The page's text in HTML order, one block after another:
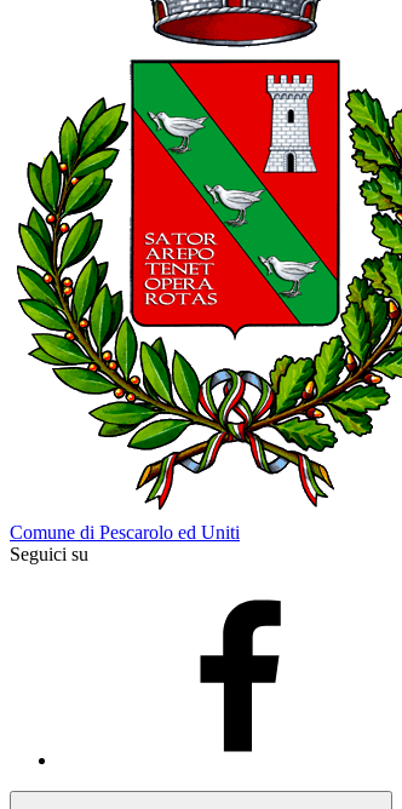
Comune di Pescarolo ed Uniti
Seguici su